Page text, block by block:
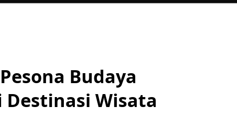
Budaya
Wisata